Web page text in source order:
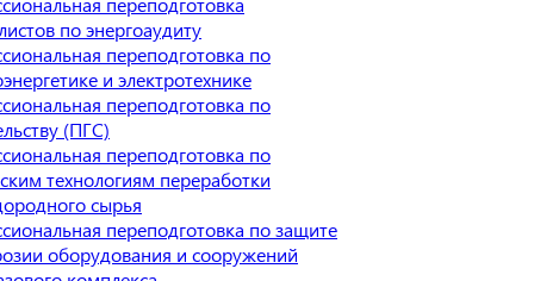
по энергоаудиту
переподготовка по
и электротехнике
переподготовка по
(ПГС)
переподготовка по
технологиям переработки
сырья
переподготовка по защите
оборудования и сооружений